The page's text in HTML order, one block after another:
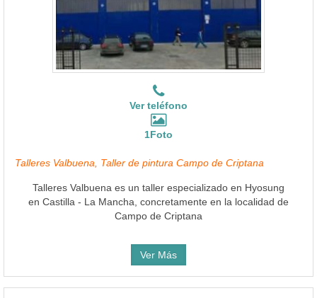
Ver teléfono
1Foto
Talleres Valbuena, Taller de pintura Campo de Criptana
Talleres Valbuena es un taller especializado en Hyosung
en Castilla - La Mancha, concretamente en la localidad de
Campo de Criptana
Ver Más